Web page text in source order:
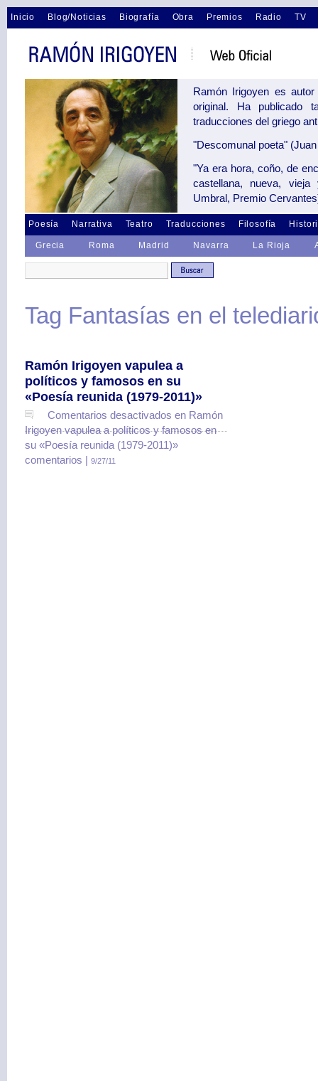
Inicio Blog/Noticias Biografía Obra Premios Radio TV
Ramón Irigoyen es
original. Ha publicado
traducciones del griego
"Descomunal poeta"
"Ya era hora, coño, de
castellana, nueva, vieja
Umbral, Premio
Poesía Narrativa Teatro Traducciones Filosofía
Grecia Roma Madrid Navarra La Rioja
Tag Fantasías en el
Ramón Irigoyen vapulea a
políticos y famosos en su
«Poesía reunida (1979-2011)»
Comentarios desactivados en Ramón
Irigoyen vapulea a políticos y famosos en
su «Poesía reunida (1979-2011)»
comentarios | 9/27/11